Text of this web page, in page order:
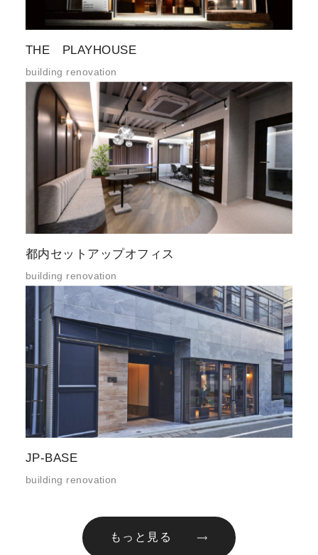
THE PLAYHOUSE
building renovation
都内セットアップオフィス
building renovation
JP-BASE
building renovation
もっと見る